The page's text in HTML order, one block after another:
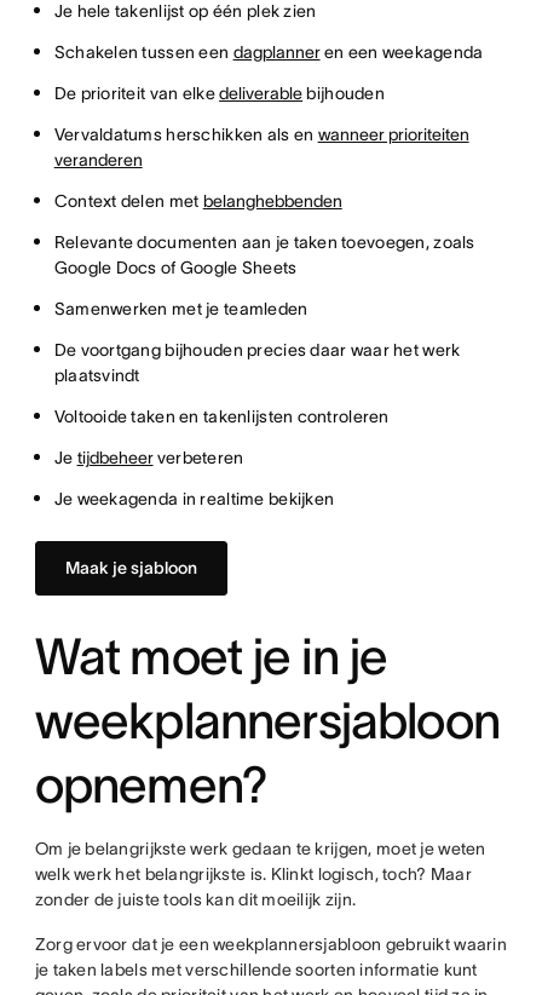
Je hele takenlijst op één plek zien
Schakelen tussen een dagplanneren een weekagenda
De prioriteit van elkedeliverablebijhouden
Vervaldatums herschikken als en wanneer prioriteiten
veranderen
Context delen met belanghebbenden
Relevante documenten aan je taken toevoegen, zoals
Google Docs of Google Sheets
Samenwerken met je teamleden
De voortgang bijhouden precies daar waar het werk
plaatsvindt
Voltooide taken en takenlijsten controleren
Je tijdbeheerverbeteren
Je weekagenda in realtime bekijken
Maak je sjabloon
Wat moet je in je
weekplannersjabloon
opnemen?
Om je belangrijkste werk gedaan te krijgen, moet je weten
welk werk het belangrijkste is. Klinkt logisch, toch? Maar
zonder de juiste tools kan dit moeilijk zijn.
Zorg ervoor dat je een weekplannersjabloon gebruikt waarin
je taken labels met verschillende soorten informatie kunt